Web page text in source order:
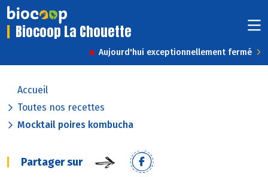
Biocoop La Chouette
Aujourd'hui exceptionnellement fermé
Accueil
Toutes nos recettes
Mocktail poires kombucha
Partager sur